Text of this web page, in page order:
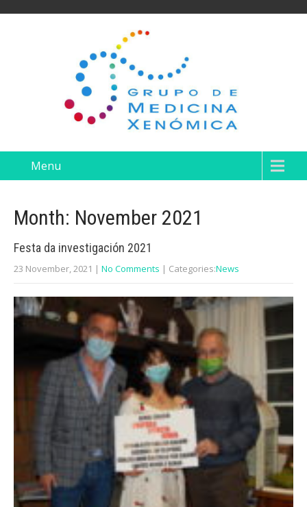
Menu
Month: November 2021
Festa da investigación 2021
23 November, 2021 | No Comments | Categories:News